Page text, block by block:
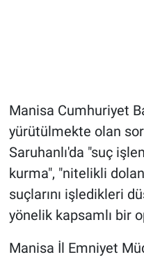
Manisa Cumhuriyet
yürütülmekte olan
Saruhanlı'da "suç
kurma", "nitelikli
suçlarını işledikleri
yönelik kapsamlı bir
Manisa İl Emniyet